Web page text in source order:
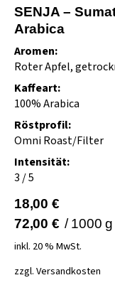
SENJA –
Arabica
Aromen:
Roter Apfel,
Kaffeart:
100% Arabica
Röstprofil:
Omni Roast/Filter
Intensität:
3 / 5
18,00 €
72,00 € /1000 g
inkl. 20 % MwSt.
zzgl.Versandkosten